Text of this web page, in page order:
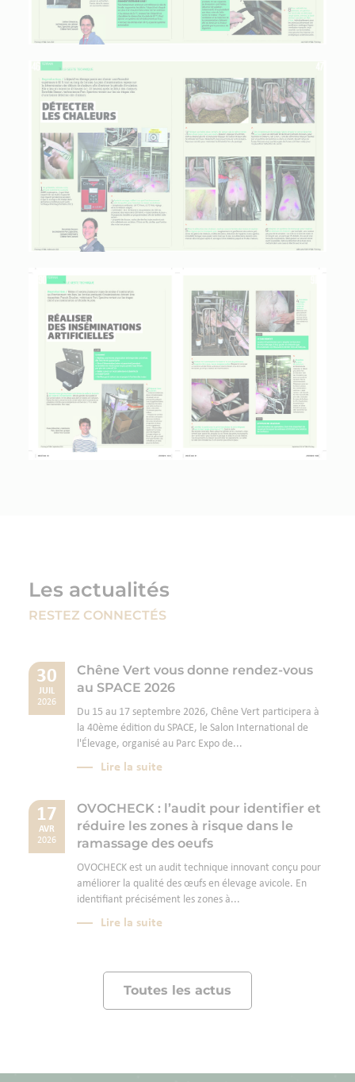
Les actualités
RESTEZ CONNECTÉS
30
JUIL
2026
Chêne Vert vous donne rendez-vous
au SPACE 2026
Du 15 au 17 septembre 2026, Chêne Vert participera à
la 40ème édition du SPACE, le Salon International de
l'Élevage, organisé au Parc Expo de...
Lire la suite
17
AVR
2026
OVOCHECK : l’audit pour identifier et
réduire les zones à risque dans le
ramassage des oeufs
OVOCHECK est un audit technique innovant conçu pour
améliorer la qualité des œufs en élevage avicole. En
identifiant précisément les zones à...
Lire la suite
Toutes les actus